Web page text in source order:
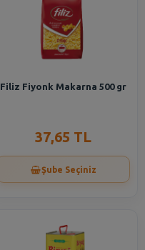
Filiz Fiyonk Makarna 500 gr
37,65 TL
Şube Seçiniz